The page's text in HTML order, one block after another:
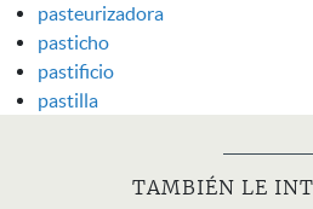
pasteurizadora
pasticho
pastificio
pastilla
TAMBIÉN LE